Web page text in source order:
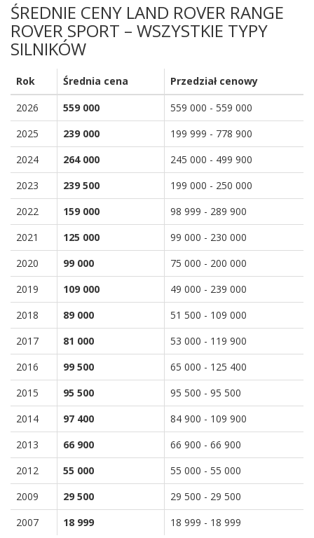
ŚREDNIE CENY LAND ROVER RANGE
ROVER SPORT – WSZYSTKIE TYPY
SILNIKÓW
Rok Średnia cena
Przedział cenowy
2026
559 000
559 000 - 559 000
2025
239 000
199 999 - 778 900
2024
264 000
245 000 - 499 900
2023
239 500
199 000 - 250 000
2022
159 000
98 999 - 289 900
2021
125 000
99 000 - 230 000
2020
99 000
75 000 - 200 000
2019
109 000
49 000 - 239 000
2018
89 000
51 500 - 109 000
2017
81 000
53 000 - 119 900
2016
99 500
65 000 - 125 400
2015
95 500
95 500 - 95 500
2014
97 400
84 900 - 109 900
2013
66 900
66 900 - 66 900
2012
55 000
55 000 - 55 000
2009
29 500
29 500 - 29 500
2007
18 999 18 999 - 18 999